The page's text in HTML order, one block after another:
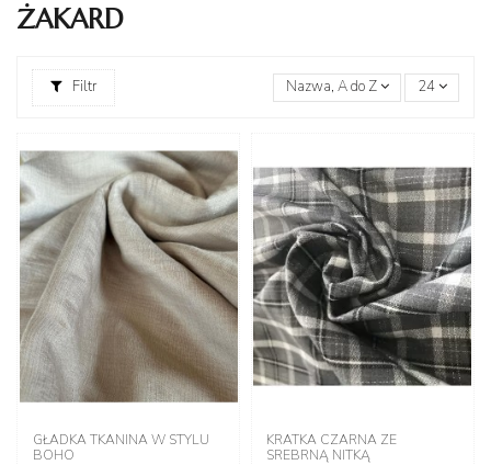
ŻAKARD
Filtr Nazwa, A do Z 24
GŁADKA TKANINA W STYLU
BOHO
KRATKA CZARNA ZE
SREBRNĄ NITKĄ